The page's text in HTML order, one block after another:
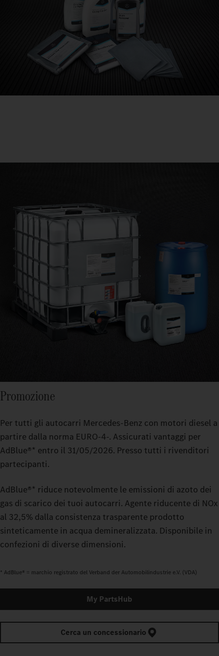
Promozione
Per tutti gli autocarri Mercedes-Benz con motori diesel a
partire dalla norma EURO‑4‑. Assicurati vantaggi per
AdBlue®* entro il 31/05/2026. Presso tutti i rivenditori
partecipanti.
AdBlue®* riduce notevolmente le emissioni di azoto dei
gas di scarico dei tuoi autocarri. Agente riducente di NOx
al 32,5% dalla consistenza trasparente prodotto
sinteticamente in acqua demineralizzata. Disponibile in
confezioni di diverse dimensioni.
* AdBlue® = marchio registrato del Verband der Automobilindustrie e.V. (VDA)
My PartsHub
Cerca un concessionario